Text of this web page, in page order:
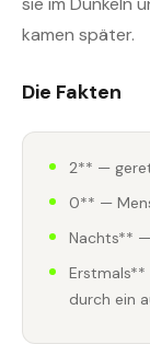
kamen später.
Die Fakten
2** —
0** —
Nachts**
durch ein